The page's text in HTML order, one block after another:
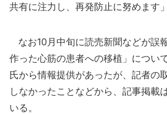
共有に注力し、再発防止に努めます
なお10月中旬に読売新聞などが誤
作った心筋の患者への移植」につい
氏から情報提供があったが、記者の
しなかったことなどから、記事掲載
いる。